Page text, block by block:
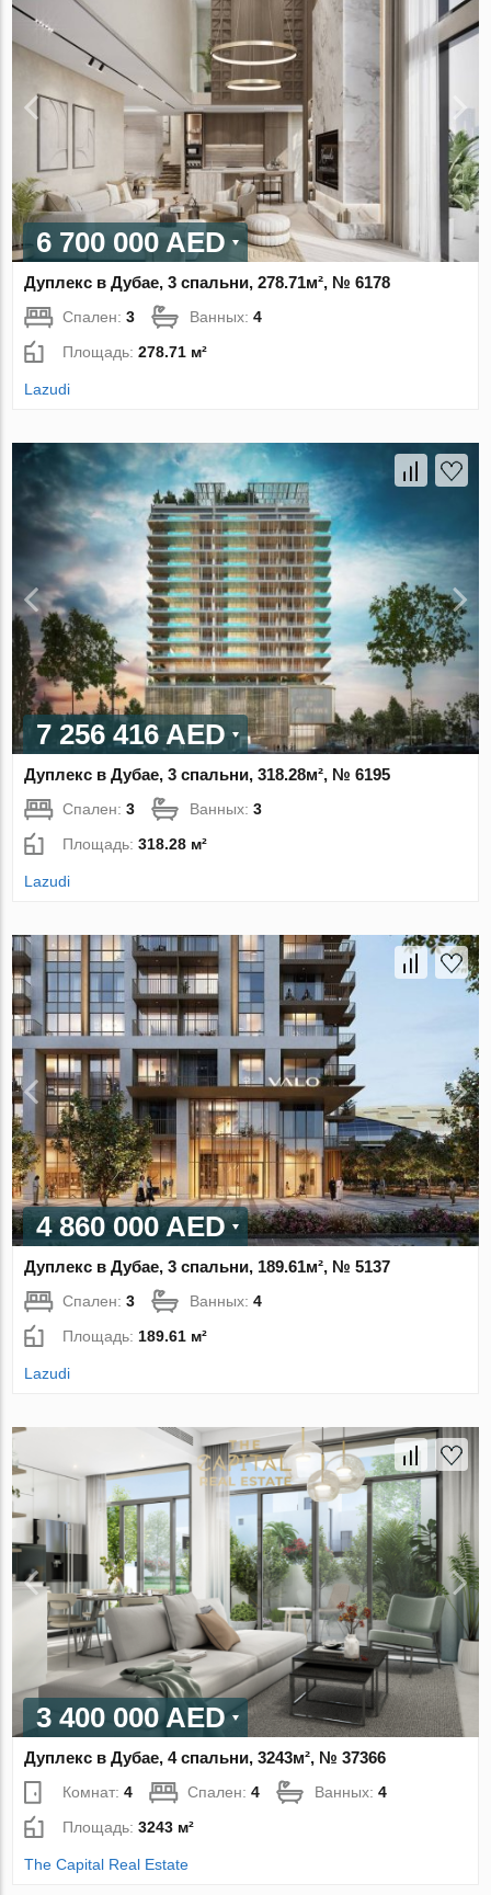
6 700 000 AED
Дуплекс в Дубае, 3 спальни, 278.71м², № 6178
Спален:3 Ванных:4
Площадь:278.71 м²
Lazudi
7 256 416 AED
Дуплекс в Дубае, 3 спальни, 318.28м², № 6195
Спален:3 Ванных:3
Площадь:318.28 м²
Lazudi
4 860 000 AED
Дуплекс в Дубае, 3 спальни, 189.61м², № 5137
Спален:3 Ванных:4
Площадь: 189.61 м²
Lazudi
3 400 000 AED
Дуплекс в Дубае, 4 спальни, 3243м², № 37366
Комнат:4 Спален:4 Ванных:4
Площадь:3243 м²
The Capital Real Estate